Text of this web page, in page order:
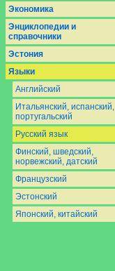
Экономика
Энциклопедии и
справочники
Эстония
Языки
Английский
Итальянский, испанский,
португальский
Русский язык
Финский, шведский,
норвежский, датский
Французский
Эстонский
Японский, китайский